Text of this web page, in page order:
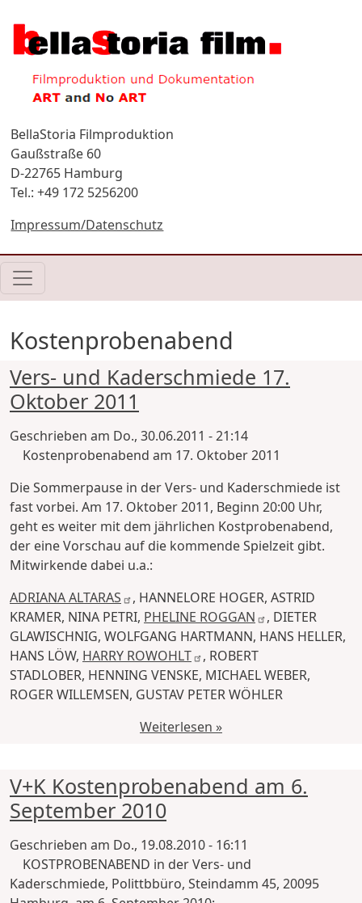
BellaStoria Filmproduktion
Gaußstraße 60
D-22765 Hamburg
Tel.: +49 172 5256200
Impressum/Datenschutz
Kostenprobenabend
Vers- und Kaderschmiede 17.
Oktober 2011
Geschrieben am Do., 30.06.2011 - 21:14
Kostenprobenabend am 17. Oktober 2011
Die Sommerpause in der Vers- und Kaderschmiede ist
fast vorbei. Am 17. Oktober 2011, Beginn 20:00 Uhr,
geht es weiter mit dem jährlichen Kostprobenabend,
der eine Vorschau auf die kommende Spielzeit gibt.
Mitwirkende dabei u.a.:
ADRIANA ALTARAS
, HANNELORE HOGER, ASTRID
KRAMER, NINA PETRI, PHELINE ROGGAN
, DIETER
GLAWISCHNIG, WOLFGANG HARTMANN, HANS HELLER,
HANS LÖW, HARRY ROWOHLT
, ROBERT
STADLOBER, HENNING VENSKE, MICHAEL WEBER,
ROGER WILLEMSEN, GUSTAV PETER WÖHLER
Weiterlesen »
V+K Kostenprobenabend am 6.
September 2010
Geschrieben am Do., 19.08.2010 - 16:11
KOSTPROBENABEND in der Vers- und
Kaderschmiede, Polittbbüro, Steindamm 45, 20095